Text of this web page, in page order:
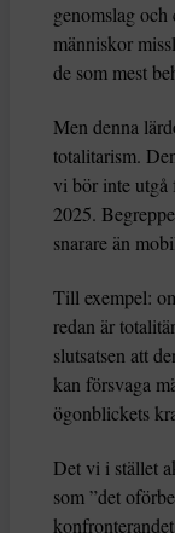
genomslag och
människor
de som mest
Men denna
totalitarism.
vi bör inte utgå
2025.
snarare än
Till exempel:
redan är
slutsatsen att
kan försvaga
ögonblickets
Det vi i stället
som ”det